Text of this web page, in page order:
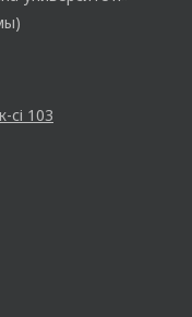
сі 103